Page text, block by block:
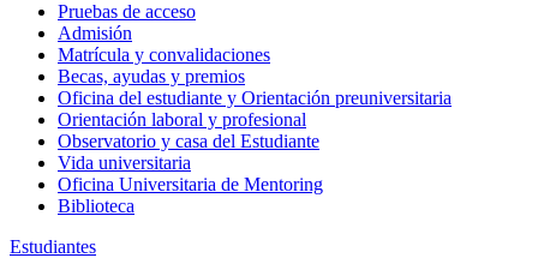
Pruebas de acceso
Admisión
Matrícula y convalidaciones
Becas, ayudas y premios
Oficina del estudiante y Orientación preuniversitaria
Orientación laboral y profesional
Observatorio y casa del Estudiante
Vida universitaria
Oficina Universitaria de Mentoring
Biblioteca
Estudiantes